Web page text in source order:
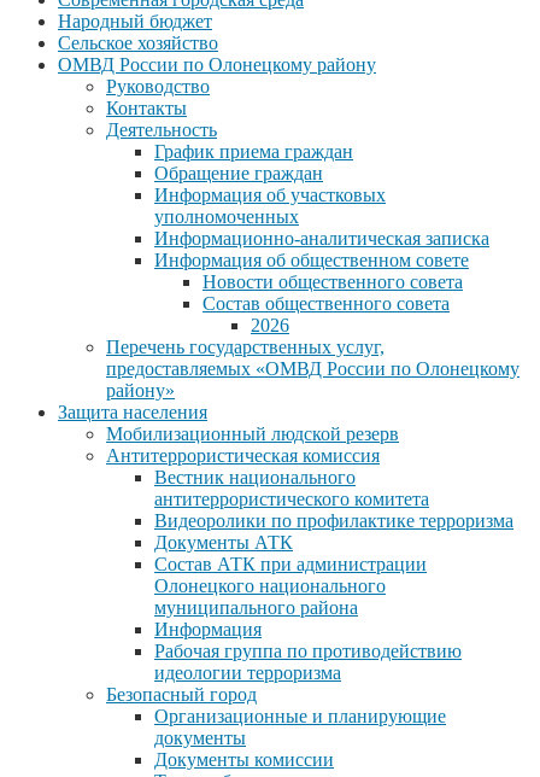
Народный бюджет
Сельское хозяйство
ОМВД России по Олонецкому району
Руководство
Контакты
Деятельность
График приема граждан
Обращение граждан
Информация об участковых
уполномоченных
Информационно-аналитическая записка
Информация об общественном совете
Новости общественного совета
Состав общественного совета
2026
Перечень государственных услуг,
предоставляемых «ОМВД России по Олонецкому
району»
Защита населения
Мобилизационный людской резерв
Антитеррористическая комиссия
Вестник национального
антитеррористического комитета
Видеоролики по профилактике терроризма
Документы АТК
Состав АТК при администрации
Олонецкого национального
муниципального района
Информация
Рабочая группа по противодействию
идеологии терроризма
Безопасный город
Организационные и планирующие
документы
Документы комиссии